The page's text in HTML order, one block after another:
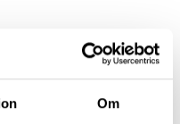
Om
projekt-­ och processleder
Det kommer
medskapa
gör intervjuer